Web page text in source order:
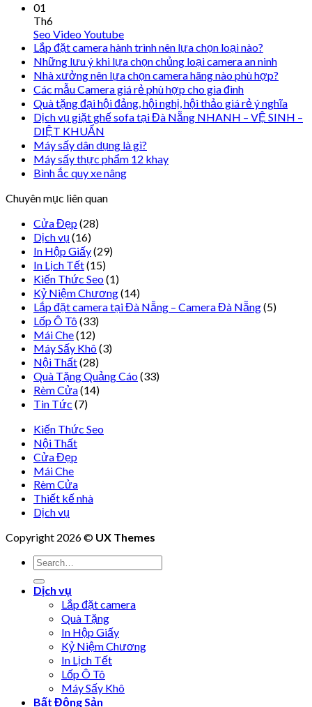
01
Th6
Seo Video Youtube
Lắp đặt camera hành trình nên lựa chọn loại nào?
Những lưu ý khi lựa chọn chủng loại camera an ninh
Nhà xưởng nên lựa chọn camera hãng nào phù hợp?
Các mẫu Camera giá rẻ phù hợp cho gia đình
Quà tặng đại hội đảng, hội nghị, hội thảo giá rẻ ý nghĩa
Dịch vụ giặt ghế sofa tại Đà Nẵng NHANH – VỆ SINH –
DIỆT KHUẨN
Máy sấy dân dụng là gì?
Máy sấy thực phẩm 12 khay
Bình ắc quy xe nâng
Chuyên mục liên quan
Cửa Đẹp(28)
Dịch vụ (16)
In Hộp Giấy(29)
In Lịch Tết(15)
Kiến Thức Seo(1)
Kỷ Niệm Chương(14)
Lắp đặt camera tại Đà Nẵng – Camera Đà Nẵng(5)
Lốp Ô Tô(33)
Mái Che(12)
Máy Sấy Khô(3)
Nội Thất(28)
Quà Tặng Quảng Cáo(33)
Rèm Cửa(14)
Tin Tức (7)
Kiến Thức Seo
Nội Thất
Cửa Đẹp
Mái Che
Rèm Cửa
Thiết kế nhà
Dịch vụ
Copyright 2026 © UX Themes
Dịch vụ
Lắp đặt camera
Quà Tặng
In Hộp Giấy
Kỷ Niệm Chương
In Lịch Tết
Lốp Ô Tô
Máy Sấy Khô
Bất Động Sản